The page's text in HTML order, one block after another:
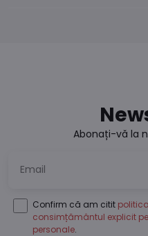
Abonați-vă la
Confirm că am citit
consimțământul explicit
personale.